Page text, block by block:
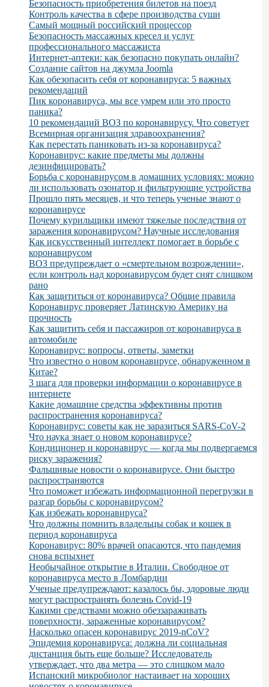
Безопасность приобретения билетов на поезд
Контроль качества в сфере производства суши
Самый мощный российский процессор
Безопасность массажных кресел и услуг
профессионального массажиста
Интернет-аптеки: как безопасно покупать онлайн?
Создание сайтов на джумла Joomla
Как обезопасить себя от коронавируса: 5 важных
рекомендаций
Пик коронавируса, мы все умрем или это просто
паника?
10 рекомендаций ВОЗ по коронавирусу. Что советует
Всемирная организация здравоохранения?
Как перестать паниковать из-за коронавируса?
Коронавирус: какие предметы мы должны
дезинфицировать?
Борьба с коронавирусом в домашних условиях: можно
ли использовать озонатор и фильтрующие устройства
Прошло пять месяцев, и что теперь ученые знают о
коронавирусе
Почему курильщики имеют тяжелые последствия от
заражения коронавирусом? Научные исследования
Как искусственный интеллект помогает в борьбе с
коронавирусом
ВОЗ предупреждает о «смертельном возрождении»,
если контроль над коронавирусом будет снят слишком
рано
Как защититься от коронавируса? Общие правила
Коронавирус проверяет Латинскую Америку на
прочность
Как защитить себя и пассажиров от коронавируса в
автомобиле
Коронавирус: вопросы, ответы, заметки
Что известно о новом коронавирусе, обнаруженном в
Китае?
3 шага для проверки информации о коронавирусе в
интернете
Какие домашние средства эффективны против
распространения коронавируса?
Коронавирус: советы как не заразиться SARS-CoV-2
Что наука знает о новом коронавирусе?
Кондиционер и коронавирус — когда мы подвергаемся
риску заражения?
Фальшивые новости о коронавирусе. Они быстро
распространяются
Что поможет избежать информационной перегрузки в
разгар борьбы с коронавирусом?
Как избежать коронавируса?
Что должны помнить владельцы собак и кошек в
период коронавируса
Коронавирус: 80% врачей опасаются, что пандемия
снова вспыхнет
Необычайное открытие в Италии. Свободное от
коронавируса место в Ломбардии
Ученые предупреждают: казалось бы, здоровые люди
могут распространять болезнь Covid-19
Какими средствами можно обеззараживать
поверхности, зараженные коронавирусом?
Насколько опасен коронавирус 2019-nCoV?
Эпидемия коронавируса: должна ли социальная
дистанция быть еще больше? Исследователь
утверждает, что два метра — это слишком мало
Испанский микробиолог настаивает на хороших